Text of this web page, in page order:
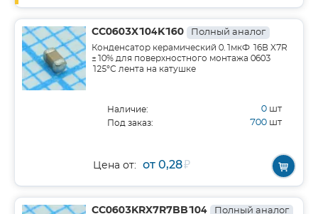
CC0603X104K160 Полный аналог
Конденсатор керамический 0.1мкФ 16В X7R
±10% для поверхностного монтажа 0603
125°С лента на катушке
Наличие: 0 шт
Под заказ: 700 шт
Цена от: от 0,28₽
CC0603KRX7R7BB104 Полный аналог